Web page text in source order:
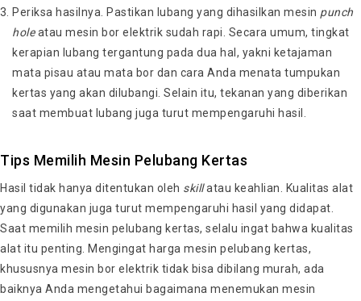
Periksa hasilnya. Pastikan lubang yang dihasilkan mesin punch
holeatau mesin bor elektrik sudah rapi. Secara umum, tingkat
kerapian lubang tergantung pada dua hal, yakni ketajaman
mata pisau atau mata bor dan cara Anda menata tumpukan
kertas yang akan dilubangi. Selain itu, tekanan yang diberikan
saat membuat lubang juga turut mempengaruhi hasil.
Tips Memilih Mesin Pelubang Kertas
Hasil tidak hanya ditentukan oleh skillatau keahlian. Kualitas alat
yang digunakan juga turut mempengaruhi hasil yang didapat.
Saat memilih mesin pelubang kertas, selalu ingat bahwa kualitas
alat itu penting. Mengingat harga mesin pelubang kertas,
khususnya mesin bor elektrik tidak bisa dibilang murah, ada
baiknya Anda mengetahui bagaimana menemukan mesin